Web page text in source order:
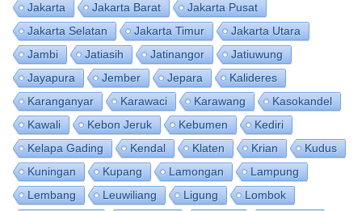
Jakarta
Jakarta Barat
Jakarta Pusat
Jakarta Selatan
Jakarta Timur
Jakarta Utara
Jambi
Jatiasih Jatinangor
Jatiuwung
Jayapura
Jember Jepara
Kalideres
Karanganyar
Karawaci Karawang
Kasokandel
Kawali
Kebon Jeruk Kebumen
Kediri
Kelapa Gading
Kendal Klaten Krian
Kudus
Kuningan
Kupang Lamongan
Lampung
Lembang
Leuwiliang Ligung
Lombok